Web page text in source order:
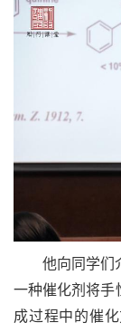
他向同学们
一种催化剂将手
成过程中的催